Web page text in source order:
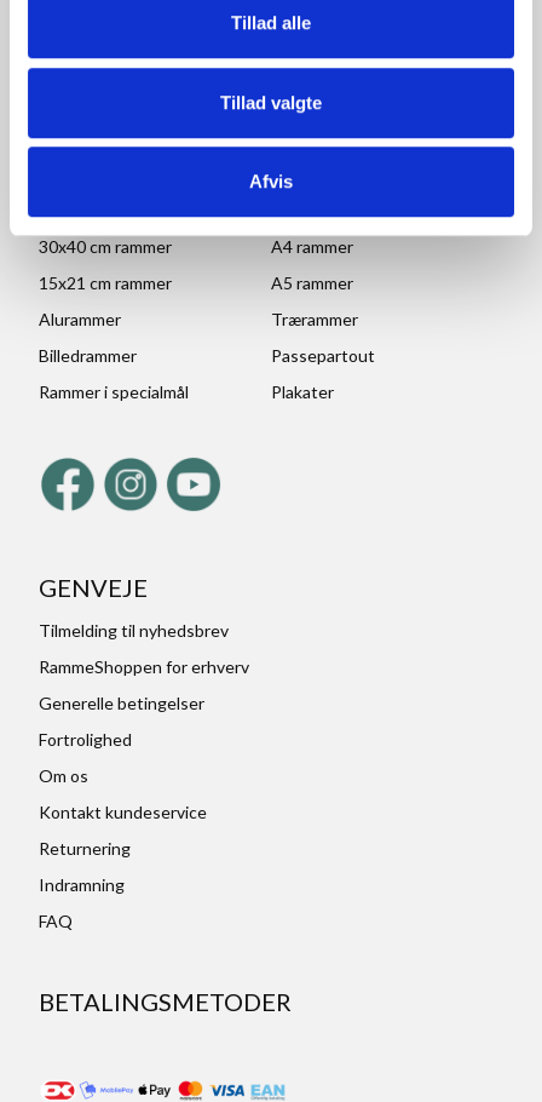
Tillad alle
Tillad valgte
Afvis
Ved højtider og ferie kan ændringer forekomme. Se mere
POPULÆRE KATEGORIER
70x100 rammer
A1 rammer
A2 rammer
30x40 cm rammer
A4 rammer
15x21 cm rammer
A5 rammer
Alurammer
Trærammer
Billedrammer
Passepartout
Rammer i specialmål
Plakater
GENVEJE
Tilmelding til nyhedsbrev
RammeShoppen for erhverv
Generelle betingelser
Fortrolighed
Om os
Kontakt kundeservice
Returnering
Indramning
FAQ
BETALINGSMETODER